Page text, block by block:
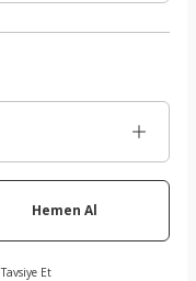
Hemen Al
Tavsiye Et